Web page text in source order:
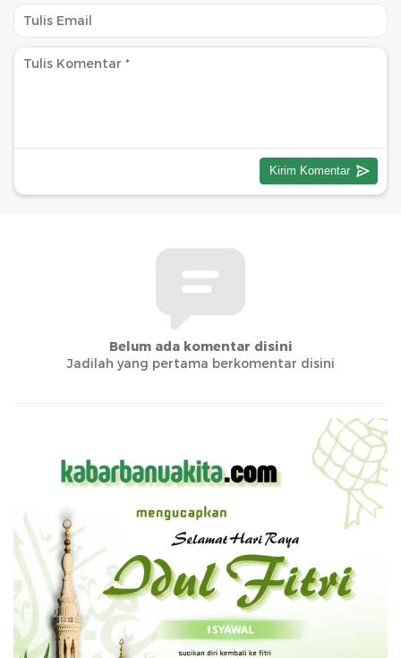
Belum ada komentar disini
Jadilah yang pertama berkomentar disini